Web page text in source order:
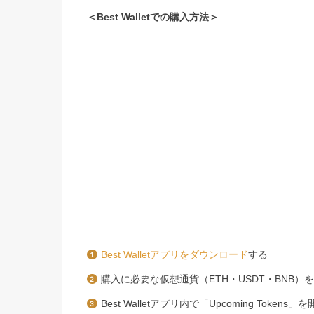
＜Best Walletでの購入方法＞
Best Walletアプリをダウンロードする
購入に必要な仮想通貨（ETH・USDT・BNB）
Best Walletアプリ内で「Upcoming Tokens」を